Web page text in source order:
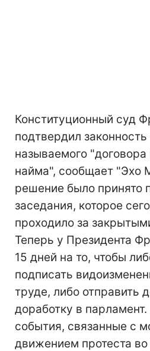
Конституционный суд
подтвердил законность
называемого "договора
найма", сообщает "Эхо
решение было принято
заседания, которое
проходило за
Теперь у Президента
15 дней на то, чтобы
подписать
труде, либо отправить
доработку в
события, связанные с
движением протеста